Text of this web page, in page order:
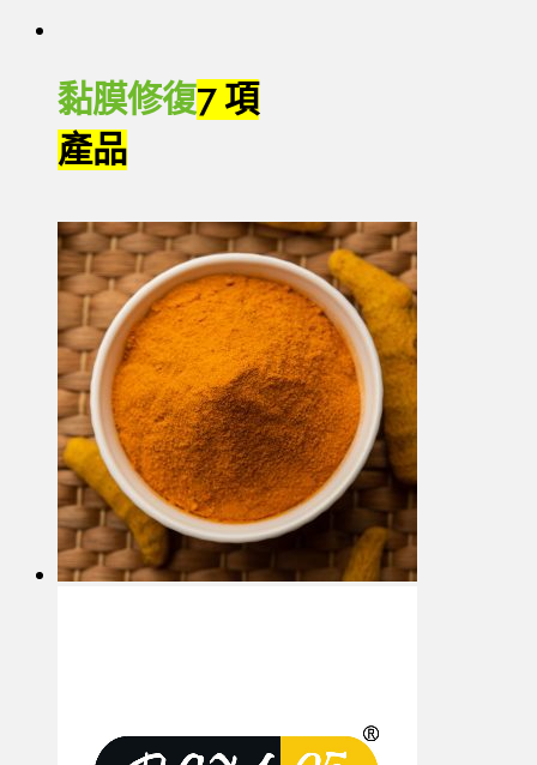
黏膜修復7 項
產品